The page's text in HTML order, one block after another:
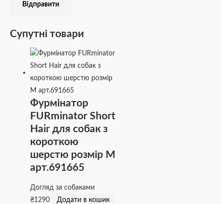
Супутні товари
Фурмінатор
FURminator Short
Hair для собак з
короткою
шерстю розмір М
арт.691665
Догляд за собаками
₴1290 Додати в кошик